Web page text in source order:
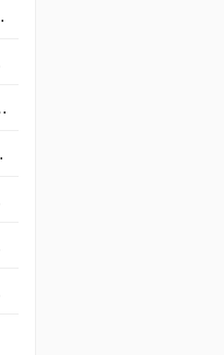
者NAS HDD
箱大作戰！
再添新兵